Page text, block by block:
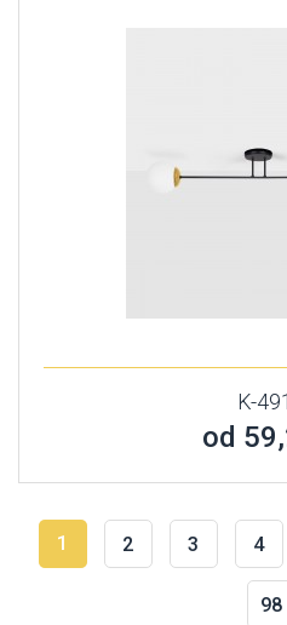
K-
od
1 2 3 4
98